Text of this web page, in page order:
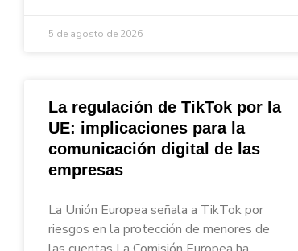
5 de agosto de 2026
La regulación de TikTok por la
UE: implicaciones para la
comunicación digital de las
empresas
La Unión Europea señala a TikTok por
riesgos en la protección de menores de